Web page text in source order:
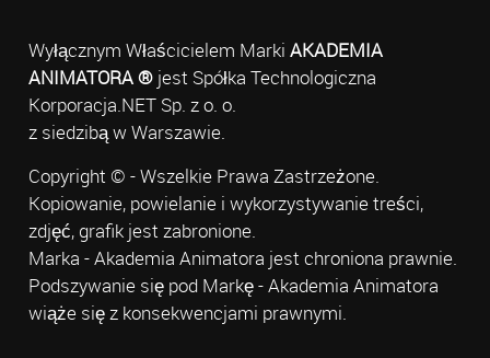
Wyłącznym Właścicielem Marki AKADEMIA
ANIMATORA ®jest Spółka Technologiczna
Korporacja.NET Sp. z o. o.
z siedzibą w Warszawie.
Copyright © - Wszelkie Prawa Zastrzeżone.
Kopiowanie, powielanie i wykorzystywanie treści,
zdjęć, grafik jest zabronione.
Marka - Akademia Animatora jest chroniona prawnie.
Podszywanie się pod Markę - Akademia Animatora
wiąże się z konsekwencjami prawnymi.